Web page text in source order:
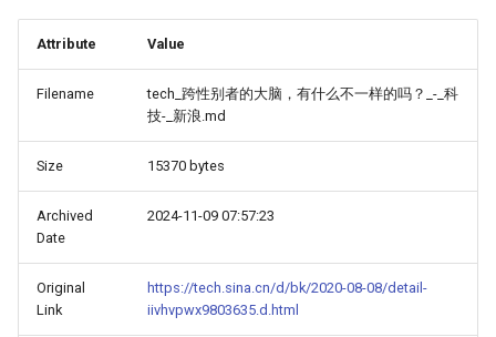
Attribute Value
Filename
tech_跨性别者的大脑，有什么不一样的吗？_-_科
技-_新浪.md
Size 15370 bytes
Archived
Date
2024-11-09 07:57:23
Original
Link
https://tech.sina.cn/d/bk/2020-08-08/detail-
iivhvpwx9803635.d.html